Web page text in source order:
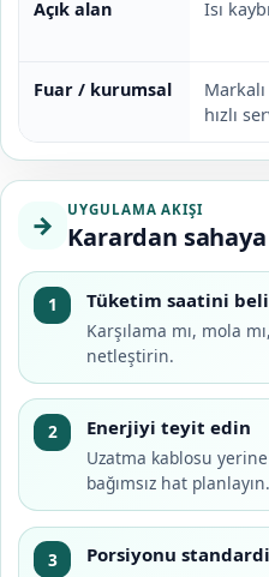
Açık alan Isı
Fuar / kurumsal
hızlı
→ UYGULAMA AKIŞI
Karardan
1 Tüketim saatini
Karşılama mı, mola
netleştirin.
2 Enerjiyi teyit edin
Uzatma kablosu
bağımsız hat planlayın.
3 Porsiyonu